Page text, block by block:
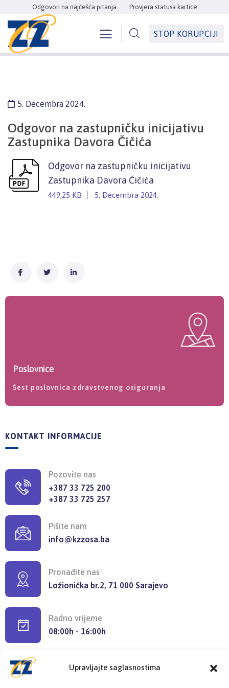
Upravljajte saglasnostima
Odgovori na najčešća pitanja Provjera statusa kartice
STOP KORUPCIJI
5. Decembra 2024.
Odgovor na zastupničku inicijativu
Zastupnika Davora Čičića
Odgovor na zastupničku inicijativu
Zastupnika Davora Čičića
449,25 KB 5. Decembra 2024.
Poslovnice
Šest poslovnica zdravstvenog osiguranja
KONTAKT INFORMACIJE
Pozovite nas
+387 33 725 200
+387 33 725 257
Pišite nam
info@kzzosa.ba
Pronađite nas
Ložionička br.2, 71 000 Sarajevo
Radno vrijeme
08:00h - 16:00h